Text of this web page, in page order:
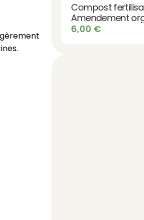
Compost
Amendement
6,00 €